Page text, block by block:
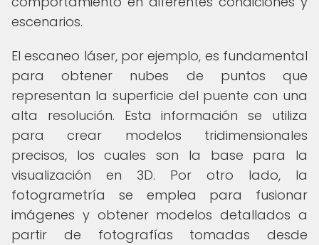
escenarios.
El escaneo láser, por ejemplo, es fundamental
para obtener nubes de puntos que
representan la superficie del puente con una
alta resolución. Esta información se utiliza
para crear modelos tridimensionales
precisos, los cuales son la base para la
visualización en 3D. Por otro lado, la
fotogrametría se emplea para fusionar
imágenes y obtener modelos detallados a
partir de fotografías tomadas desde